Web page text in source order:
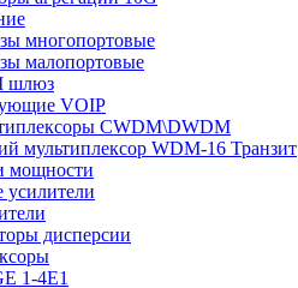
многопортовые
малопортовые
шлюз
VOIP
CWDM\DWDM
мультиплексор WDM-16 Транзит
мощности
дисперсии
1-4E1